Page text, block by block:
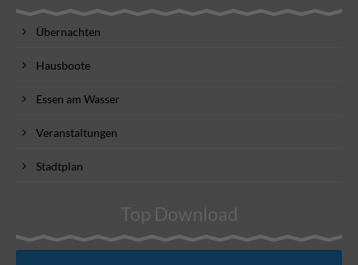
Übernachten
Hausboote
Essen am Wasser
Veranstaltungen
Stadtplan
Top Download